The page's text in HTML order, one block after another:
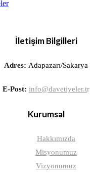
İletişim Bilgilleri
Adres: Adapazarı/Sakarya
E-Post: info@davetiyeler.tr
Kurumsal
Hakkımızda
Misyonumuz
Vizyonumuz